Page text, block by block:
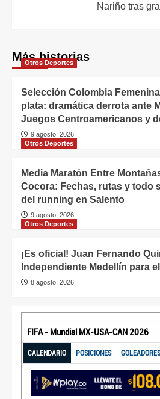
Nariño tras
Más historias
Otros Deportes
Selección Colombia
plata: dramática derrota ante
Juegos Centroamericanos y
9 agosto, 2026
Otros Deportes
Media Maratón Entre
Cocora: Fechas, rutas y todo
del running en Salento
9 agosto, 2026
Otros Deportes
¡Es oficial! Juan Fernando
Independiente Medellín para
8 agosto, 2026